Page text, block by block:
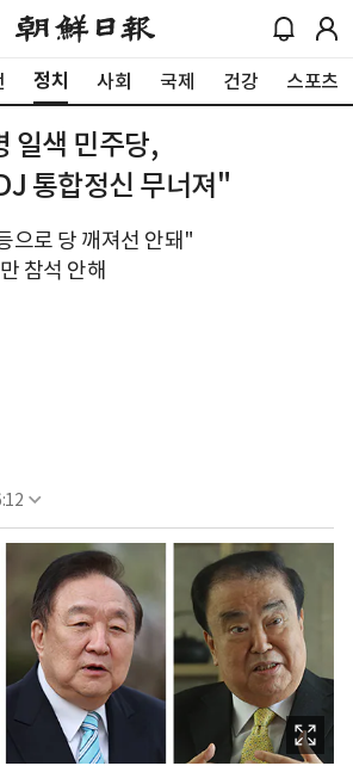
정치 사회 국제 건강 스포츠
일색 민주당,
통합정신 무너져"
으로 당 깨져선 안돼"
참석 안해